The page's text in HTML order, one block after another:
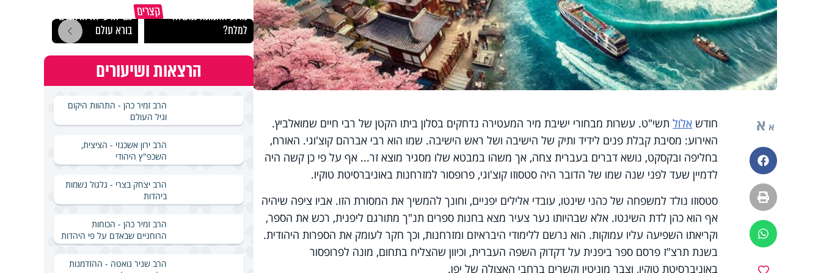
א א
פייסבוק
הדפסה
ווטסאפ
חודש אלולתשי"ט. עשרות מבחורי ישיבת מיר המעטירה נדחקים בסלון ביתו הקטן של רבי חיים שמואלביץ.
האירוע: מסיבת קבלת פנים לידיד ותיק של הישיבה ושל ראש הישיבה. שמו הוא רבי אברהם קוצ'וגי. האורח,
בחליפה ובקסקט, נושא דברים בעברית צחה, אך משהו במבטא שלו מסגיר מוצא זר... אף על פי כן קשה היה
לדמיין שעד לפני שנה שמו של הדובר היה סטסוזו קוצ'וגי, פרופסור למזרחנות באוניברסיטת טוקיו.
סטסוזו נולד למשפחה של כהני שינטו, עובדי אלילים יפניים, וחונך להמשיך את המסורת הזו. אביו ציפה שיהיה
אף הוא כהן לדת השינטו. אלא שבהיותו נער צעיר מצא בחנות ספרים תנ"ך מתורגם ליפנית, רכש את הספר,
וקריאתו השפיעה עליו עמוקות. הוא נרשם ללימודי היבראיזם ומזרחנות, וכך חקר לעומק את הספרות היהודית.
בשנת תרצ"ז פרסם ספר ביפנית על דקדוק השפה העברית, וכיוון שהצליח בתחום, מונה לפרופסור
באוניברסיטת טוקיו, וצבר מוניטין וקשרים ברחבי האצולה של יפן.
קצרים
מדוע האמונה נמשלה
למלח?
גם ׳הרע׳ זה הרחמים של
בורא עולם
הרצאות ושיעורים
הרב זמיר כהן - התהוות היקום
וגיל העולם
הרב ירון אשכנזי - הציצית,
השכפ"ץ היהודי
הרב יצחק בצרי - גלגול נשמות
ביהדות
הרב זמיר כהן - הכוחות
הרוחניים שבאדם על פי היהדות
הרב שניר גואטה - ההזדמנות